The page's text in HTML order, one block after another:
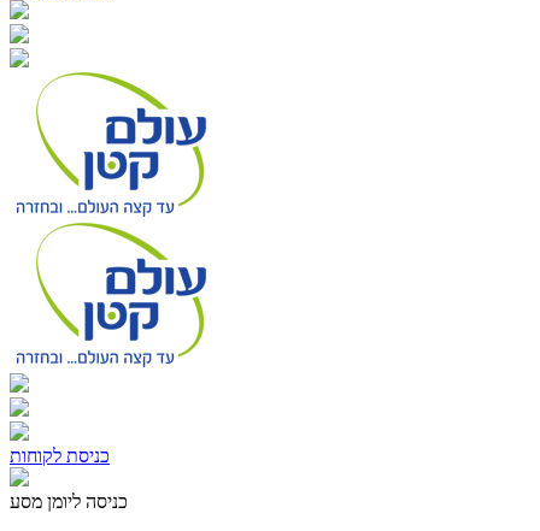
כניסת לקוחות
כניסה ליומן מסע